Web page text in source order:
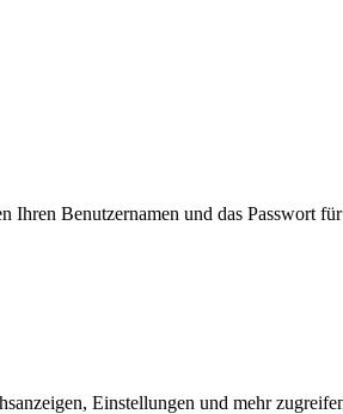
Benutzernamen und das Passwort
Einstellungen und mehr